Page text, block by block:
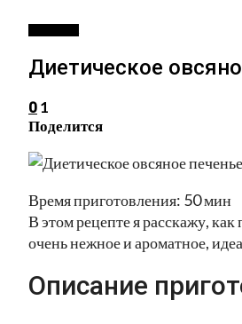
Диетическое
0 1
Поделится
Время приготовления: 50 мин
В этом рецепте я расскажу,
очень нежное и ароматное,
Описание